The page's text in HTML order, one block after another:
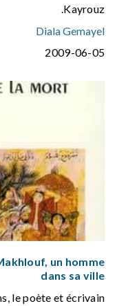
Kayrouz.
Diala Gemayel
2009-06-05
un homme
dans sa ville
le poète et écrivain